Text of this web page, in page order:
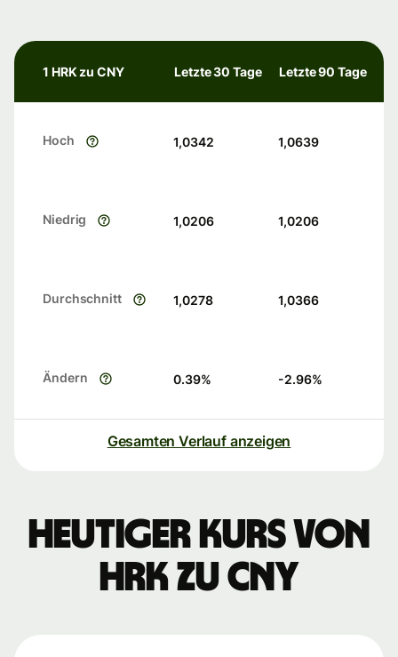
1 HRK zu CNY Letzte 30 Tage Letzte 90 Tage
Hoch 1,0342 1,0639
Niedrig 1,0206 1,0206
Durchschnitt 1,0278 1,0366
Ändern 0.39% -2.96%
Gesamten Verlauf anzeigen
Heutiger Kurs von
HRK zu CNY